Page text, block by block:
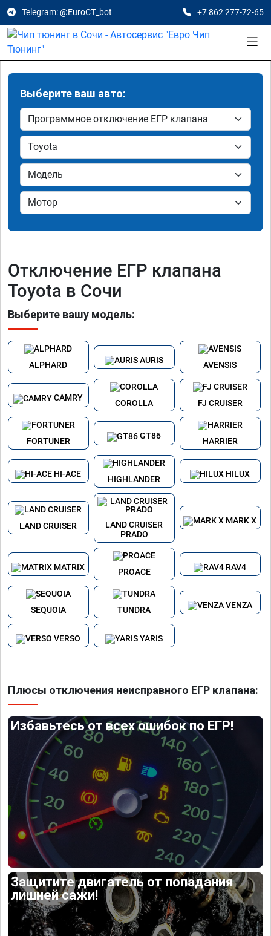
Telegram: @EuroCT_bot +7 862 277-72-65
Выберите ваш авто:
Отключение ЕГР клапана
Toyota в Сочи
Выберите вашу модель:
ALPHARD
AURIS
AVENSIS
CAMRY
COROLLA FJ CRUISER
FORTUNER
GT86
HARRIER
HI-ACE
HIGHLANDER
HILUX
LAND CRUISER
LAND CRUISER
PRADO
MARK X
MATRIX
PROACE
RAV4
SEQUOIA TUNDRA
VENZA
VERSO YARIS
Плюсы отключения неисправного ЕГР клапана:
Избавьтесь от всех ошибок по ЕГР!
Защитите двигатель от попадания
лишней сажи!